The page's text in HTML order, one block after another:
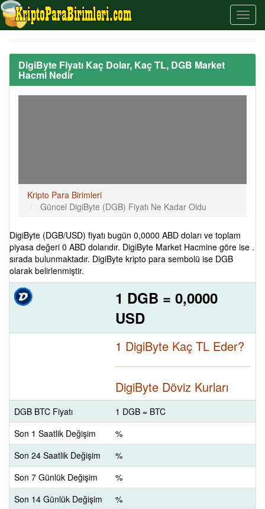
DigiByte Fiyatı Kaç Dolar, Kaç TL, DGB Market
Hacmi Nedir
Kripto Para Birimleri
Güncel DigiByte (DGB) Fiyatı Ne Kadar Oldu
DigiByte (DGB/USD) fiyatı bugün 0,0000 ABD doları ve toplam
piyasa değeri 0 ABD dolarıdır. DigiByte Market Hacmine göre ise .
sırada bulunmaktadır. DigiByte kripto para sembolü ise DGB
olarak belirlenmiştir.
1 DGB = 0,0000
USD
1 DigiByte Kaç TL Eder?
DigiByte Döviz Kurları
DGB BTC Fiyatı
1 DGB = BTC
Son 1 Saatlik Değişim
%
Son 24 Saatlik Değişim
%
Son 7 Günlük Değişim
%
Son 14 Günlük Değişim
%